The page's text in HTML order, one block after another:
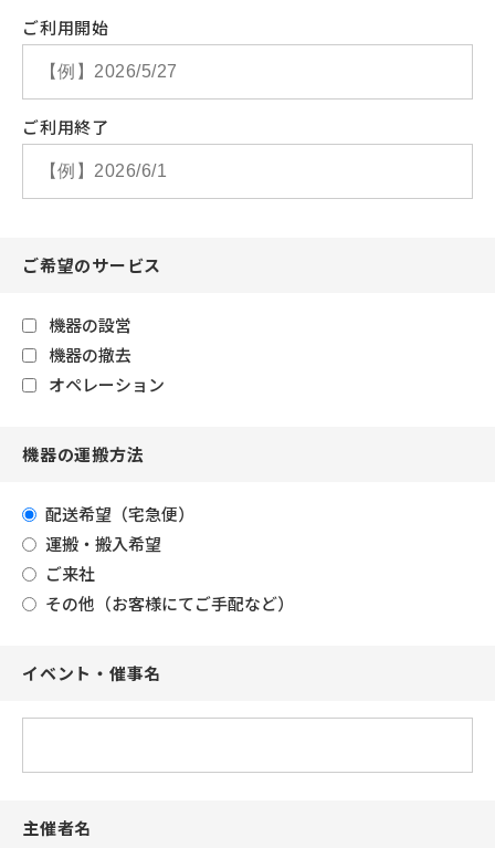
ご利用開始
ご利用終了
ご希望のサービス
機器の設営
機器の撤去
オペレーション
機器の運搬方法
配送希望（宅急便）
運搬・搬入希望
ご来社
その他（お客様にてご手配など）
イベント・催事名
主催者名